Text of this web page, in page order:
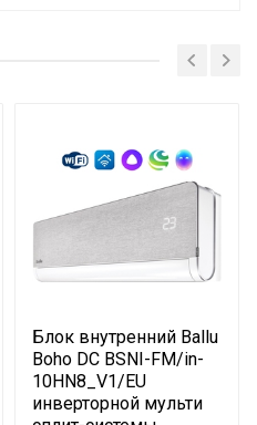
Да
24.7
-20
Блок внутренний Ballu
Boho DC BSNI-FM/in-
10HN8_V1/EU
инверторной мульти